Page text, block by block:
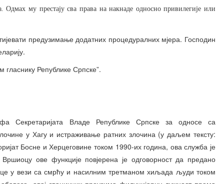
Одмах му престају сва права на накнаде односно привилегије или
предузимање додатних процедуралних мјера. Господин
Републике Српске”.
Секретаријата Владе Републике Српске за односе са
у Хагу и истраживање ратних злочина (у даљем тексту:
Босне и Херцеговине током 1990-их година, ова служба је
ове функције повјерена је одговорност да предано
у вези са смрћу и насилним третманом хиљада људи током